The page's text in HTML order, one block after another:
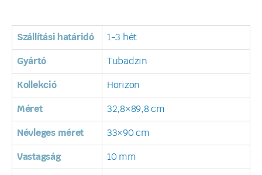
Szállítási határidó 1-3 hét
Gyártó Tubadzin
Kollekció Horizon
Méret 32,8×89,8 cm
Névleges méret 33×90 cm
Vastagság 10 mm